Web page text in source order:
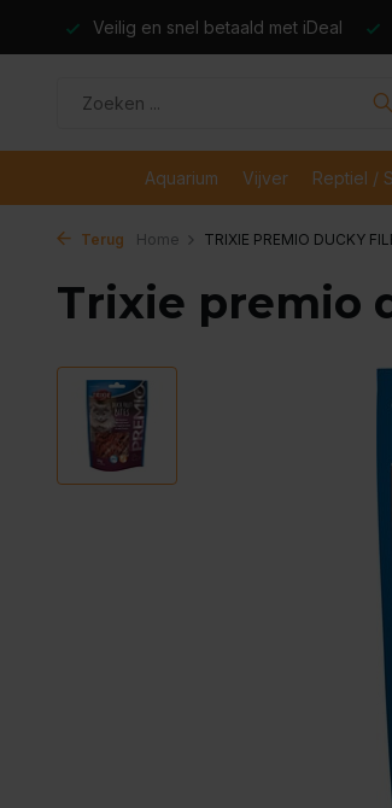
Veilig en snel betaald met iDeal
Aquarium Vijver Reptiel /
Terug Home TRIXIE PREMIO DUCKY
Trixie premio